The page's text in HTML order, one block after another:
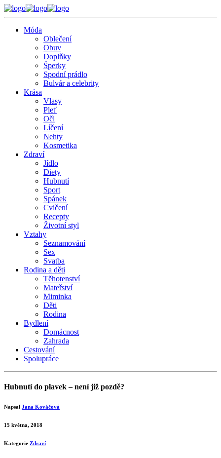
Móda
Oblečení
Obuv
Doplňky
Šperky
Spodní prádlo
Bulvár a celebrity
Krása
Vlasy
Pleť
Oči
Líčení
Nehty
Kosmetika
Zdraví
Jídlo
Diety
Hubnutí
Sport
Spánek
Cvičení
Recepty
Životní styl
Vztahy
Seznamování
Sex
Svatba
Rodina a děti
Těhotenství
Mateřství
Miminka
Děti
Rodina
Bydlení
Domácnost
Zahrada
Cestování
Spolupráce
Hubnutí do plavek – není již pozdě?
Napsal Jana Kováčová
15 května, 2018
Kategorie Zdraví